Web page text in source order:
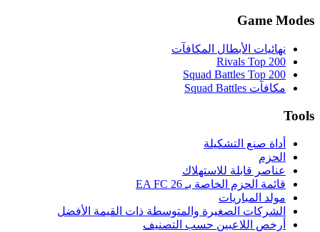
Game Modes
نهائيات الأبطال المكافآت
Rivals Top 200
Squad Battles Top 200
مكافآت Squad Battles
Tools
أداة صنع التشكيلة
الحزم
عناصر قابلة للاستهلاك
قائمة الحزم الخاصة بـ EA FC 26
مولد المباريات
الشركات الصغيرة والمتوسطة ذات القيمة الأفضل
أرخص اللاعبين حسب التصنيف